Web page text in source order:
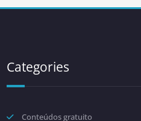
Categories
Conteúdos gratuito